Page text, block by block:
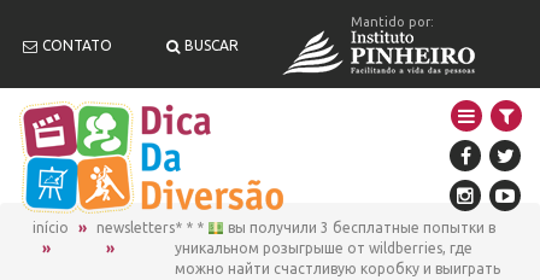
CONTATO BUSCAR
Mantido por:
início newsletters* * *
вы получили 3 бесплатные попытки в
уникальном розыгрыше от wildberries, где
можно найти счастливую коробку и выиграть